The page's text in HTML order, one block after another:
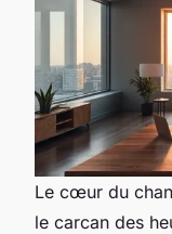
Le cœur du
le carcan des